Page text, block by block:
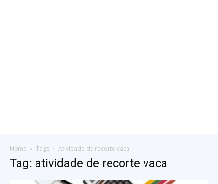
Home Tags Atividade de recorte vaca
Tag: atividade de recorte vaca